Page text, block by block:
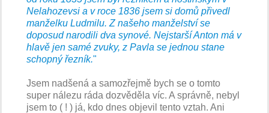
Nelahozevsi a v roce 1836 jsem si domů přivedl
manželku Ludmilu. Z našeho manželství se
doposud narodili dva synové. Nejstarší Anton má v
hlavě jen samé zvuky, z Pavla se jednou stane
schopný řezník."
Jsem nadšená a samozřejmě bych se o tomto
super nálezu ráda dozvěděla víc. A správně, nebyl
jsem to ( ! ) já, kdo dnes objevil tento vztah. Ani